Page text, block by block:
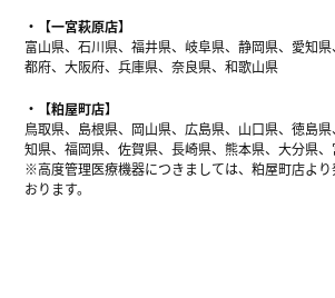
【一宮萩原店】
富山県、石川県、福井県、岐阜県、静岡県、愛知
都府、大阪府、兵庫県、奈良県、和歌山県
【粕屋町店】
鳥取県、島根県、岡山県、広島県、山口県、徳島
知県、福岡県、佐賀県、長崎県、熊本県、大分県
※高度管理医療機器につきましては、粕屋町店よ
おります。